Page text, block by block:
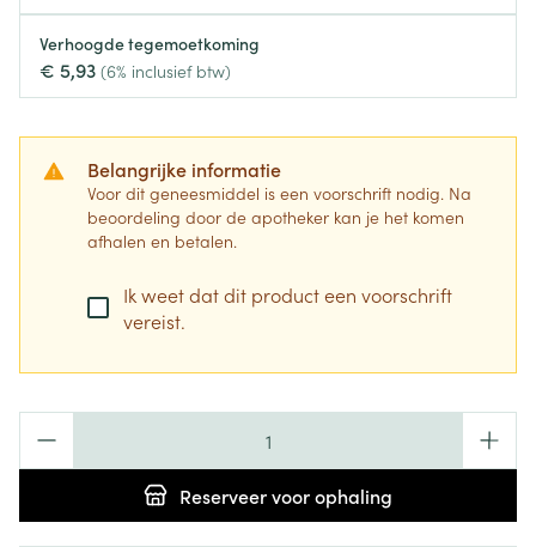
Verhoogde tegemoetkoming
€ 5,93 (6% inclusief btw)
Belangrijke informatie
Voor dit geneesmiddel is een voorschrift nodig. Na
beoordeling door de apotheker kan je het komen
afhalen en betalen.
Ik weet dat dit product een voorschrift
vereist.
Reserveervoor ophaling